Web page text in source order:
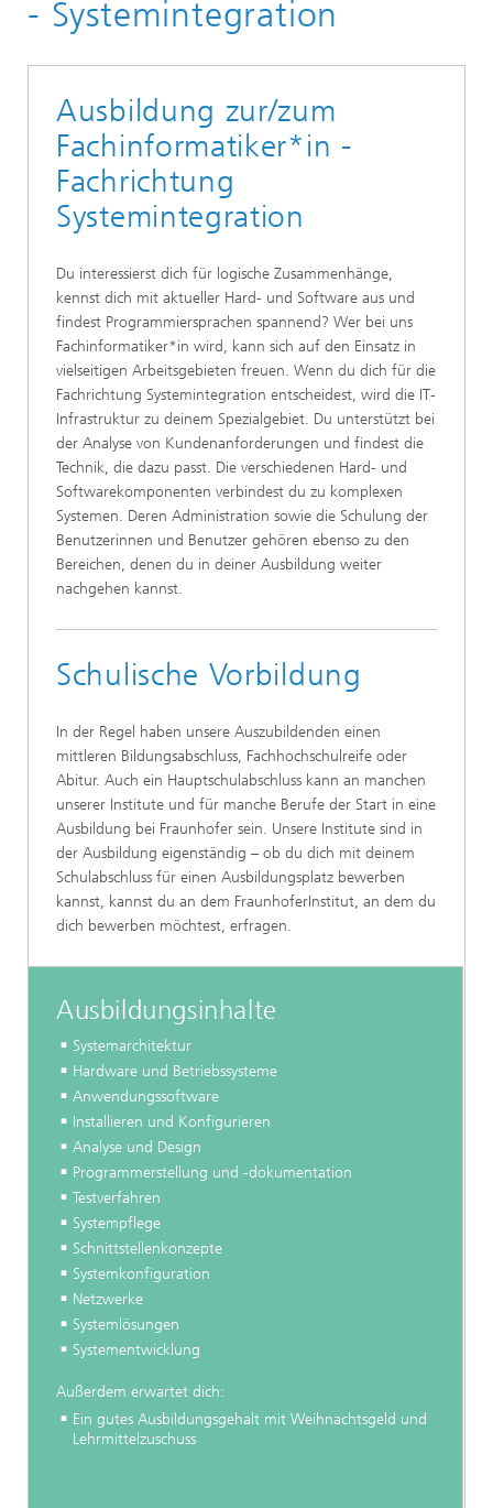
- Systemintegration
Ausbildung zur/zum
Fachinformatiker*in -
Fachrichtung
Systemintegration
Du interessierst dich für logische Zusammenhänge,
kennst dich mit aktueller Hard- und Software aus und
findest Programmiersprachen spannend? Wer bei uns
Fachinformatiker*in wird, kann sich auf den Einsatz in
vielseitigen Arbeitsgebieten freuen. Wenn du dich für die
Fachrichtung Systemintegration entschei­dest, wird die IT­
Infrastruktur zu deinem Spezialgebiet. Du unter­stützt bei
der Analyse von Kundenanforderungen und findest die
Technik, die dazu passt. Die verschiedenen Hard­- und
Soft­warekomponenten verbindest du zu komplexen
Systemen. Deren Administration sowie die Schulung der
Benutzerinnen und Benut­zer gehören ebenso zu den
Bereichen, denen du in deiner Aus­bildung weiter
nachgehen kannst.
Schulische Vorbildung
In der Regel haben unsere Auszubildenden einen
mittleren Bildungs­abschluss, Fachhochschulreife oder
Abitur. Auch ein Hauptschulab­schluss kann an manchen
unserer Institute und für manche Berufe der Start in eine
Ausbildung bei Fraunhofer sein. Unsere Institute sind in
der Ausbildung eigenständig – ob du dich mit deinem
Schulabschluss für einen Ausbildungsplatz bewerben
kannst, kannst du an dem Fraunhofer­Institut, an dem du
dich bewerben möchtest, erfragen.
Ausbildungsinhalte
Systemarchitektur
Hardware und Betriebssysteme
Anwendungssoftware
Installieren und Konfigurieren
Analyse und Design
Programmerstellung und -dokumentation
Testverfahren
Systempflege
Schnittstellenkonzepte
Systemkonfiguration
Netzwerke
Systemlösungen
Systementwicklung
Außerdem erwartet dich:
Ein gutes Ausbildungsgehalt mit Weihnachtsgeld und
Lehrmittelzuschuss